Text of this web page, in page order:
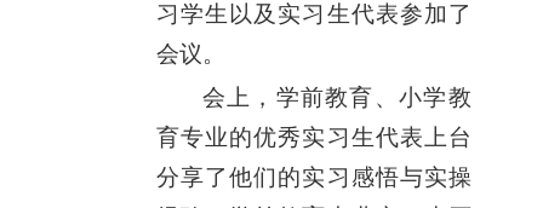
习学生以及实习生代表参加了
会议。
会上，学前教育、小学教
育专业的优秀实习生代表上台
分享了他们的实习感悟与实操